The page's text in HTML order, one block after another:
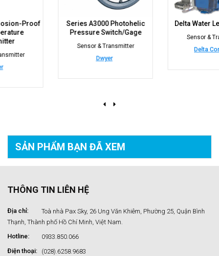
Series A3000 Photohelic
Pressure Switch/Gage
Sensor & Transmitter
Delta Water Leak Detector
Sensor & Transmitter
SẢN PHẨM BẠN ĐÃ XEM
THÔNG TIN LIÊN HỆ
Địa chỉ:
Toà nhà Pax Sky, 26 Ung Văn Khiêm, Phường 25, Quận Bình
Thạnh, Thành phố Hồ Chí Minh, Việt Nam.
Hotline:
0933.850.066
Điện thoại:
(028).6258.9683